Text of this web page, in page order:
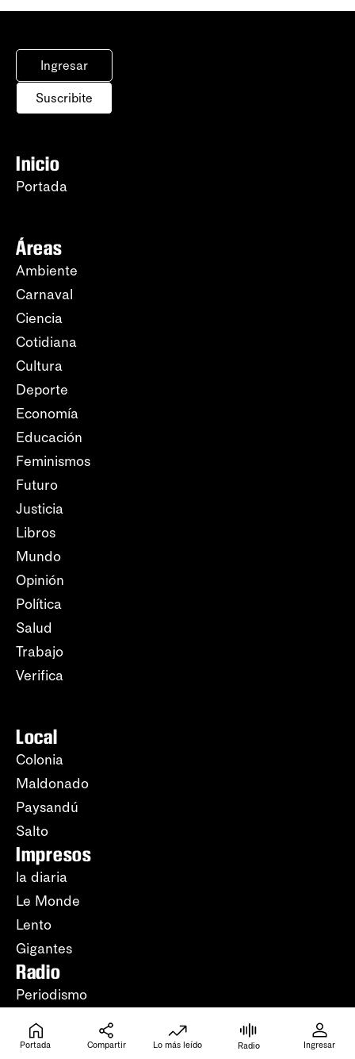
Ingresar
Suscribite
Inicio
Portada
Áreas
Ambiente
Carnaval
Ciencia
Cotidiana
Cultura
Deporte
Economía
Educación
Feminismos
Futuro
Justicia
Libros
Mundo
Opinión
Política
Salud
Trabajo
Verifica
Local
Colonia
Maldonado
Paysandú
Salto
Impresos
la diaria
Le Monde
Lento
Gigantes
Radio
Periodismo
Música
Artículos leídos
Portada Compartir Lo más leído Radio Ingresar